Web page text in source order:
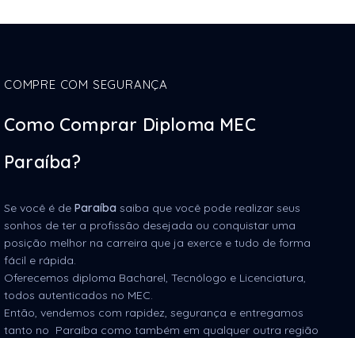
COMPRE COM SEGURANÇA
Como Comprar Diploma MEC
Paraíba?
Se você é de Paraíba saiba que você pode realizar seus
sonhos de ter a profissão desejada ou conquistar uma
posição melhor na carreira que ja exerce e tudo de forma
fácil e rápida.
Oferecemos diploma Bacharel, Tecnólogo e Licenciatura,
todos autenticados no MEC.
Então, vendemos com rapidez, segurança e entregamos
tanto no Paraíba como também em qualquer outra região